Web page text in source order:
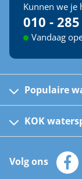
Kunnen we je
010 -
Vandaag
Populaire
Kinder
Zeilkleding
Zonnepanelen
KOK
Klantenservice
Merken
Volg ons